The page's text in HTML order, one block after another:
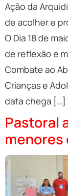
Ação da
de acolher e
O Dia 18 de
de reflexão e
Combate ao
Crianças e
data chega […]
Pastoral
menores